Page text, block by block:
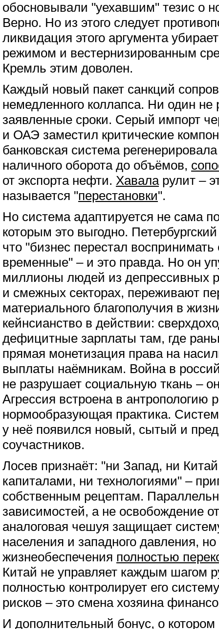
обосновывали "уехавшим" тезис о
Верно. Но из этого следует
ликвидация этого аргумента
режимом и вестернизированным
Кремль этим доволен.
Каждый новый пакет санкций
немедленного коллапса. Ни один не
заявленные сроки. Серый импорт
и ОАЭ заместил критические
банковская система
наличного оборота до объёмов,
от экспорта нефти. Хаваларулит –
называется "перестановки".
Но система адаптируется не сама
которым это выгодно.
что "бизнес перестал воспринимать
временные" – и это правда. Но он
миллионы людей из депрессивных
и смежных секторах, переживают
материального благополучия в
кейнсианство в действии:
дефицитные зарплаты там, где
прямая монетизация права на
выплаты наёмникам. Война в
не разрушает социальную ткань –
Агрессия встроена в антропологию
нормообразующая практика.
у неё появился новый, сытый и
соучастников.
Лосев признаёт: "ни Запад, ни
капиталами, ни технологиями" –
собственным рецептам.
зависимостей, а не освобождение
аналоговая чешуя защищает
населения и западного давления,
жизнеобеспечения полностью
Китай не управляет каждым шагом
полностью контролирует его
рисков – это смена хозяина
И дополнительный бонус, о котором